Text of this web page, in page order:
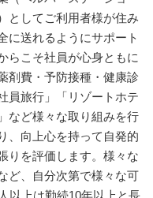
としてご利用者様が住み
に送れるようにサポート
らこそ社員が心身ともに
剤費・予防接種・健康診
員旅行」「リゾートホテ
など様々な取り組みを行
、向上心を持って自発的
りを評価します。様々な
ど、自分次第で様々な可
以上は勤続10年以上と長